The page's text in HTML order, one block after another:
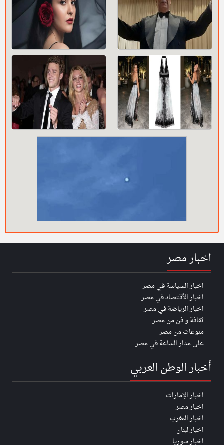
اخبار مصر
اخبار السياسة في مصر
اخبار الأقتصاد في مصر
اخبار الرياضة في مصر
ثقافة و فن من مصر
منوعات من مصر
على مدار الساعة في مصر
أخبار الوطن العربي
اخبار الإمارات
اخبار مصر
اخبار المغرب
اخبار لبنان
اخبار سوريا